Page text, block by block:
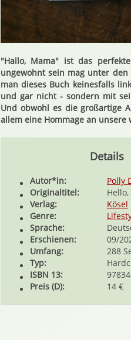
"Hallo, Mama" ist das
ungewohnt sein mag unter
man dieses Buch keinesfalls
und gar nicht - sondern mit
Und obwohl es die großartige
allem eine Hommage an
Details
Autor*in:
Polly
Originaltitel:
Verlag:
Kösel
Genre:
Sprache:
Erschienen:
09/
Umfang:
288
Typ:
ISBN 13:
Preis (D):
14 €